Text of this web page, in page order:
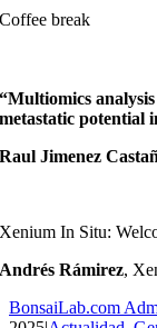
Coffee break
“Multiomics
metastatic potential
Raul Jimenez
Xenium In Situ:
Andrés Rámirez,
BonsaiLab.com